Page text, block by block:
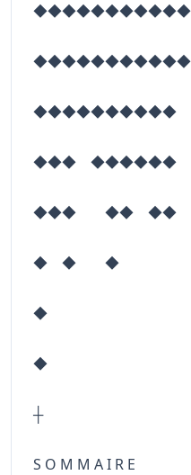
◆◆◆◆◆◆◆◆◆◆
◆◆◆ ◆◆◆◆◆◆
◆◆◆ ◆◆ ◆◆
◆ ◆ ◆
◆
◆
┼
S O M M A I R E